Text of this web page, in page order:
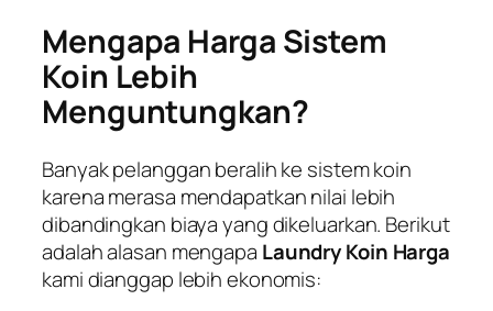
Mengapa Harga Sistem
Koin Lebih
Menguntungkan?
Banyak pelanggan beralih ke sistem koin
karena merasa mendapatkan nilai lebih
dibandingkan biaya yang dikeluarkan. Berikut
adalah alasan mengapa Laundry Koin Harga
kami dianggap lebih ekonomis: